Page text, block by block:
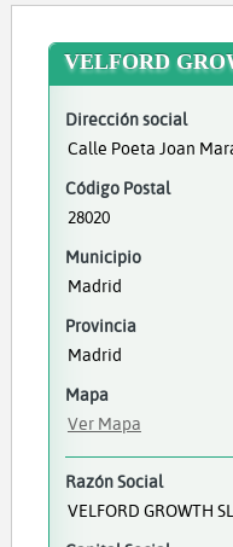
VELFORD
Dirección social
Calle Poeta Joan
Código Postal
28020
Municipio
Madrid
Provincia
Madrid
Mapa
Ver Mapa
Razón Social
VELFORD GROWTH SL